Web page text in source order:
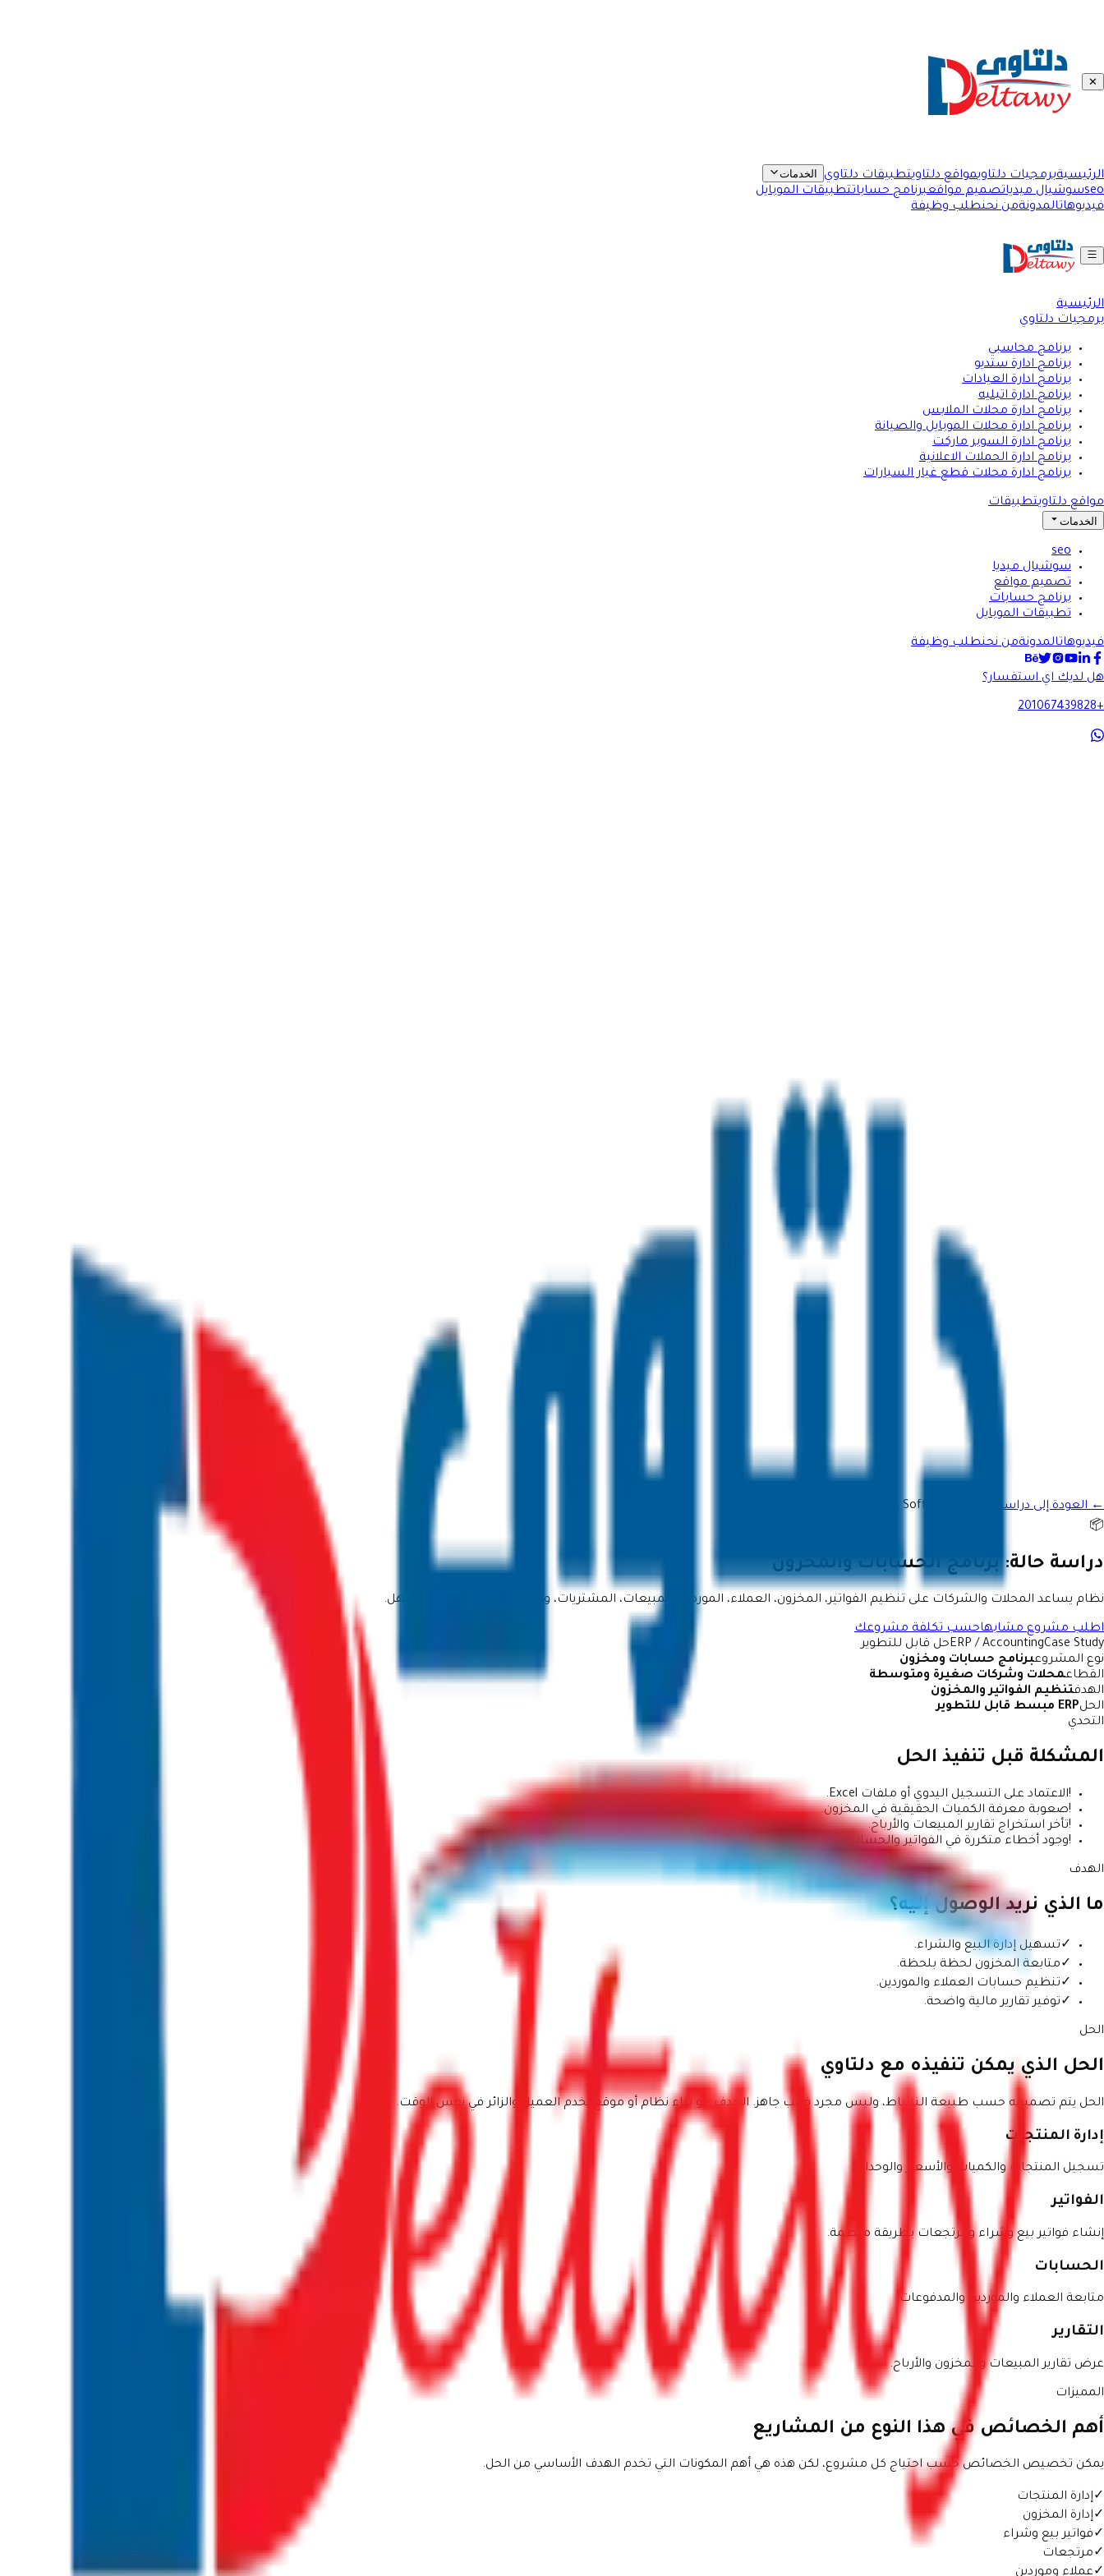
✕
الرئيسيةبرمجيات دلتاويمواقع دلتاويتطبيقات دلتاوي الخدمات
seoسوشيال ميدياتصميم مواقعبرنامج حساباتتطبيقات الموبايل
فيديوهاتالمدونةمن نحنطلب وظيفة
الرئيسية
برمجيات دلتاوي
برنامج محاسبي
برنامج ادارة ستديو
برنامج ادارة العيادات
برنامج ادارة اتيليه
برنامج ادارة محلات الملابس
برنامج ادارة محلات الموبايل والصيانة
برنامج ادارة السوبر ماركت
برنامج ادارة الحملات الاعلانية
برنامج ادارة محلات قطع غيار السيارات
مواقع دلتاويتطبيقات
الخدمات
seo
سوشيال ميديا
تصميم مواقع
برنامج حسابات
تطبيقات الموبايل
فيديوهاتالمدونةمن نحنطلب وظيفة
هل لديك اي استفسار؟
+201067439828
← العودة إلى دراسات الحالة
Business Software
📦
دراسة حالة:برنامج الحسابات والمخزون
نظام يساعد المحلات والشركات على تنظيم الفواتير، المخزون، العملاء، الموردين، المبيعات، المشتريات، والتقارير المالية بطريقة أسهل.
اطلب مشروع مشابهاحسب تكلفة مشروعك
ERP / AccountingCase Study
حل قابل للتطوير
نوع المشروعبرنامج حسابات ومخزون
القطاعمحلات وشركات صغيرة ومتوسطة
الهدفتنظيم الفواتير والمخزون
الحلERP مبسط قابل للتطوير
التحدي
المشكلة قبل تنفيذ الحل
!الاعتماد على التسجيل اليدوي أو ملفات Excel.
!صعوبة معرفة الكميات الحقيقية في المخزون.
!تأخر استخراج تقارير المبيعات والأرباح.
!وجود أخطاء متكررة في الفواتير والحسابات.
الهدف
ما الذي نريد الوصول إليه؟
✓تسهيل إدارة البيع والشراء.
✓متابعة المخزون لحظة بلحظة.
✓تنظيم حسابات العملاء والموردين.
✓توفير تقارير مالية واضحة.
الحل
الحل الذي يمكن تنفيذه مع دلتاوي
الحل يتم تصميمه حسب طبيعة النشاط، وليس مجرد قالب جاهز. الهدف هو بناء نظام أو موقع يخدم العميل والزائر في نفس الوقت.
إدارة المنتجات
تسجيل المنتجات والكميات والأسعار والوحدات.
الفواتير
إنشاء فواتير بيع وشراء ومرتجعات بطريقة منظمة.
الحسابات
متابعة العملاء والموردين والمدفوعات.
التقارير
عرض تقارير المبيعات والمخزون والأرباح.
المميزات
أهم الخصائص في هذا النوع من المشاريع
يمكن تخصيص الخصائص حسب احتياج كل مشروع، لكن هذه هي أهم المكونات التي تخدم الهدف الأساسي من الحل.
✓إدارة المنتجات
✓إدارة المخزون
✓فواتير بيع وشراء
✓مرتجعات
✓عملاء وموردين